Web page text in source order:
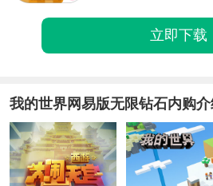
立即下载
我的世界网易版无限钻石内购介